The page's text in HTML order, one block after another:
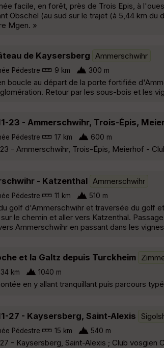
facile, en forêt, près de Trois Epis, à
Obschel (au sud sur le trajet (à 5,44 km
Mgen. »
de Kaysersberg Ammerschwihr
Pédestre 9 km 300 m
boucle au départ de la porte fortifiée
Retour par les sous-bois et les
23 - Ammerschwihr, Trois-Épis,
Pédestre 17 km 600 m
23 - Ammerschwihr, Trois-Épis, Meierhof -
- Katzenthal Ammerschwihr
Pédestre 11 km 510 m
golf d'Ammerschwihr et traversée du golf
sur le chemin et aller vers Katzenthal.
Ammerschwihr en passant dans les
et la Galtz depuis Turckheim
34 km 1040 m
en y allant tranquillant puis parcours
27 - Kaysersberg, Saint-Alexis
Pédestre 15 km 540 m
27 - Kaysersberg, Saint-Alexis ; Club